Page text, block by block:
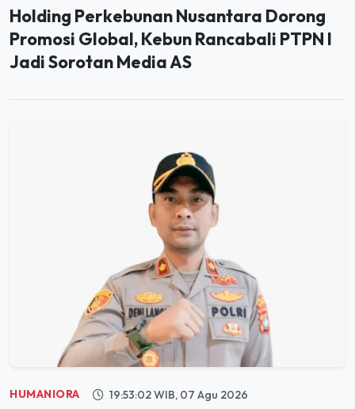
Holding Perkebunan Nusantara Dorong
Promosi Global, Kebun Rancabali PTPN I
Jadi Sorotan Media AS
HUMANIORA 19:53:02 WIB, 07 Agu 2026